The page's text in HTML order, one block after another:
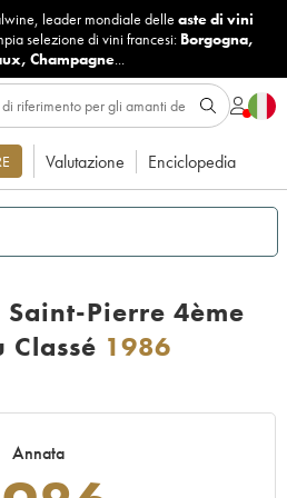
leader mondiale delle aste di vini
selezione di vini francesi: Borgogna,
, Champagne...
Valutazione Enciclopedia
Saint-Pierre 4ème
Classé 1986
Annata